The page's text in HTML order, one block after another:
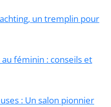
un tremplin pour
féminin : conseils et
: Un salon pionnier